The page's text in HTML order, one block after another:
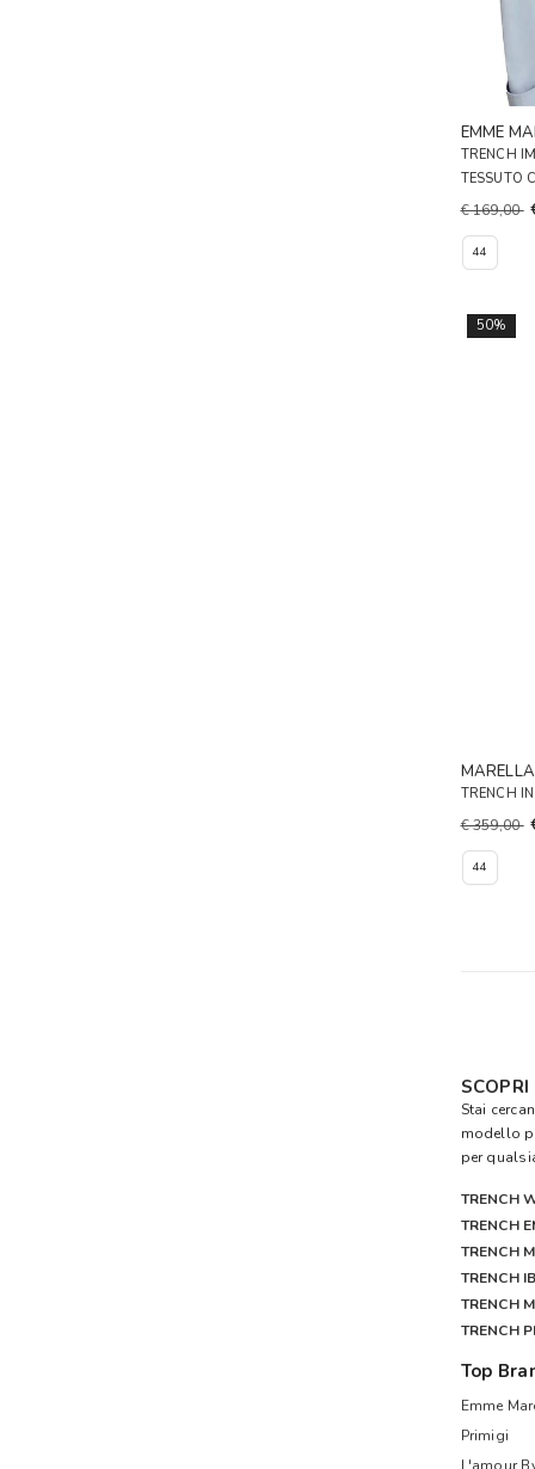
EMME
TRENCH
TESSUTO
€ 169,00
44
50%
MARELLA
TRENCH
€ 359,00
44
Stai
modello
per
TRENCH
TRENCH
TRENCH
TRENCH
TRENCH
TRENCH
Top
Emme
Primigi